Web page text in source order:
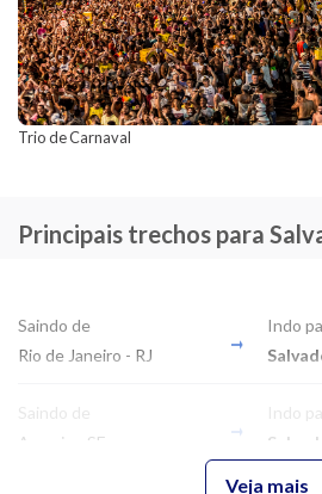
Trio de Carnaval
Principais trechos para
Saindo de
Rio de Janeiro - RJ
Indo
Aracaju - SE
Veja mais